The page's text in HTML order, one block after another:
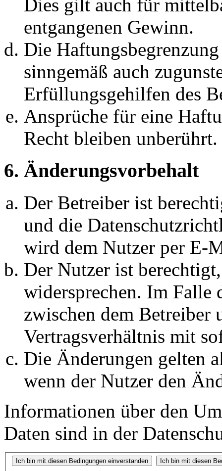
Dies gilt auch für
entgangenen Gewinn.
Die
sinngemäß auch
Erfüllungsgehilfen des
Ansprüche für eine
Recht bleiben unberührt.
6. Änderungsvorbehalt
Der Betreiber ist
und die
wird dem Nutzer per E-
Der Nutzer ist
widersprechen. Im Falle
zwischen dem Betreiber
Vertragsverhältnis mit
Die Änderungen gelten
wenn der Nutzer den
Informationen über den
Daten sind in der